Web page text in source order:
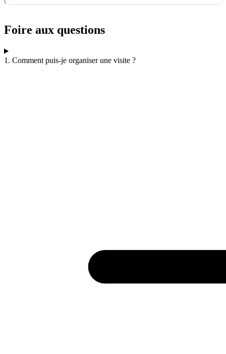
Foire aux questions
1. Comment puis-je organiser une visite ?